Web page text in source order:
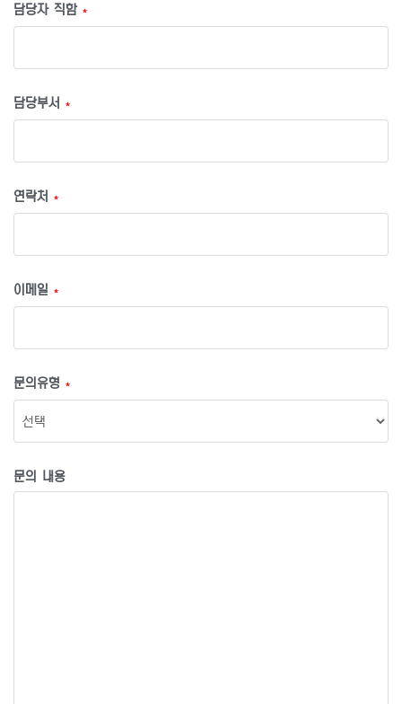
담당자 직함 *
담당부서 *
연락처 *
이메일 *
문의유형 *
문의 내용